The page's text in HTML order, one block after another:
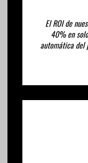
El ROI de
40% en
automática del